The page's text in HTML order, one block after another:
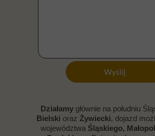
Wyślij
Działamy głównie na południu
Bielski oraz Żywiecki, dojazd
województwa Śląskiego,